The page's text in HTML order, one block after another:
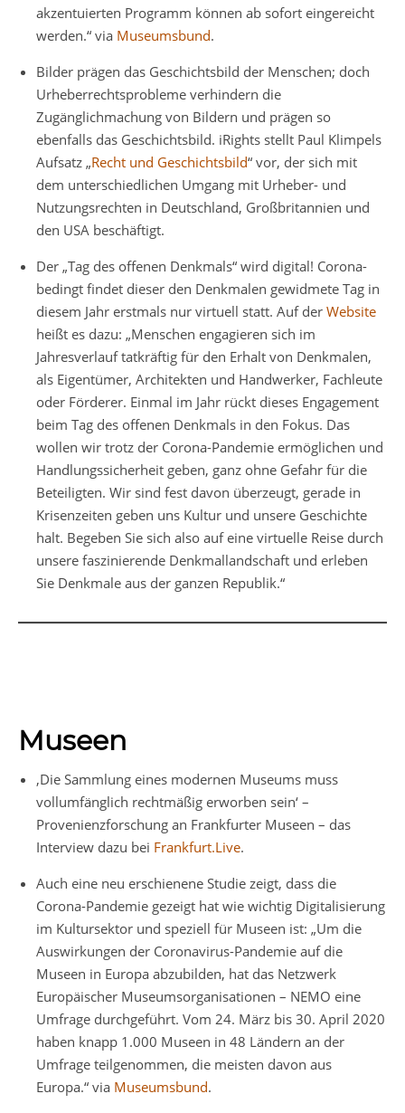
akzentuierten Programm können ab sofort eingereicht
werden.“ via Museumsbund.
Bilder prägen das Geschichtsbild der Menschen; doch
Urheberrechtsprobleme verhindern die
Zugänglichmachung von Bildern und prägen so
ebenfalls das Geschichtsbild. iRights stellt Paul Klimpels
Aufsatz „Recht und Geschichtsbild“ vor, der sich mit
dem unterschiedlichen Umgang mit Urheber- und
Nutzungsrechten in Deutschland, Großbritannien und
den USA beschäftigt.
Der „Tag des offenen Denkmals“ wird digital! Corona-
bedingt findet dieser den Denkmalen gewidmete Tag in
diesem Jahr erstmals nur virtuell statt. Auf der Website
heißt es dazu: „Menschen engagieren sich im
Jahresverlauf tatkräftig für den Erhalt von Denkmalen,
als Eigentümer, Architekten und Handwerker, Fachleute
oder Förderer. Einmal im Jahr rückt dieses Engagement
beim Tag des offenen Denkmals in den Fokus. Das
wollen wir trotz der Corona-Pandemie ermöglichen und
Handlungssicherheit geben, ganz ohne Gefahr für die
Beteiligten. Wir sind fest davon überzeugt, gerade in
Krisenzeiten geben uns Kultur und unsere Geschichte
halt. Begeben Sie sich also auf eine virtuelle Reise durch
unsere faszinierende Denkmallandschaft und erleben
Sie Denkmale aus der ganzen Republik.“
Museen
‚Die Sammlung eines modernen Museums muss
vollumfänglich rechtmäßig erworben sein‘ –
Provenienzforschung an Frankfurter Museen – das
Interview dazu bei Frankfurt.Live.
Auch eine neu erschienene Studie zeigt, dass die
Corona-Pandemie gezeigt hat wie wichtig Digitalisierung
im Kultursektor und speziell für Museen ist: „Um die
Auswirkungen der Coronavirus-Pandemie auf die
Museen in Europa abzubilden, hat das Netzwerk
Europäischer Museumsorganisationen – NEMO eine
Umfrage durchgeführt. Vom 24. März bis 30. April 2020
haben knapp 1.000 Museen in 48 Ländern an der
Umfrage teilgenommen, die meisten davon aus
Europa.“ via Museumsbund.